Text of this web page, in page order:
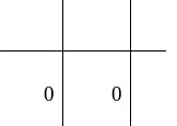
0 0